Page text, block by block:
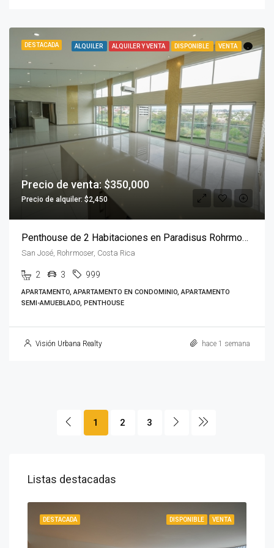
DESTACADA ALQUILER ALQUILER Y VENTA DISPONIBLE VENTA
Precio de venta: $350,000
Precio de alquiler: $2,450
Penthouse de 2 Habitaciones en Paradisus Rohrmoser
San José, Rohrmoser, Costa Rica
2 3 999
APARTAMENTO, APARTAMENTO EN CONDOMINIO, APARTAMENTO
SEMI-AMUEBLADO, PENTHOUSE
Visión Urbana Realty hace 1 semana
1 2 3
Listas destacadas
DISPONIBLE VENTA
DESTACADA